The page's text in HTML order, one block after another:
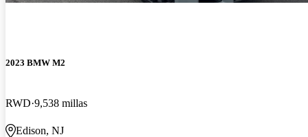
2023 BMW M2
RWD 9,538 millas
Edison, NJ